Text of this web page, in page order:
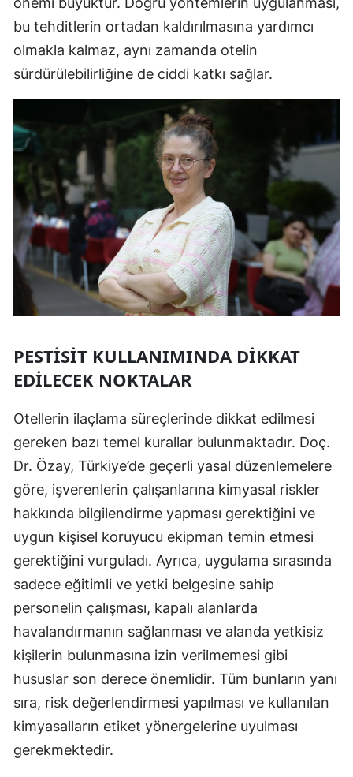
bu tehditlerin ortadan kaldırılmasına yardımcı
olmakla kalmaz, aynı zamanda otelin
sürdürülebilirliğine de ciddi katkı sağlar.
PESTISIT KULLANIMINDA DIKKAT
EDILECEK NOKTALAR
Otellerin ilaçlama süreçlerinde dikkat edilmesi
gereken bazı temel kurallar bulunmaktadır. Doç.
Dr. Özay, Türkiye’de geçerli yasal düzenlemelere
göre, işverenlerin çalışanlarına kimyasal riskler
hakkında bilgilendirme yapması gerektiğini ve
uygun kişisel koruyucu ekipman temin etmesi
gerektiğini vurguladı. Ayrıca, uygulama sırasında
sadece eğitimli ve yetki belgesine sahip
personelin çalışması, kapalı alanlarda
havalandırmanın sağlanması ve alanda yetkisiz
kişilerin bulunmasına izin verilmemesi gibi
hususlar son derece önemlidir. Tüm bunların yanı
sıra, risk değerlendirmesi yapılması ve kullanılan
kimyasalların etiket yönergelerine uyulması
gerekmektedir.